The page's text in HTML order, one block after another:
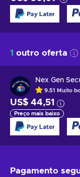
1 outro oferta
Nex Gen
9.51 Muito
US$ 44,51
Preço mais baixo
Pagamento